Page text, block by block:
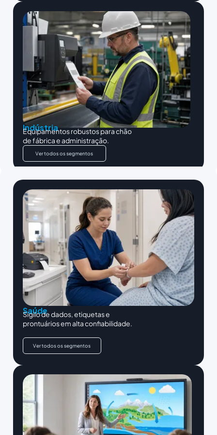
Indústria
Equipamentos robustos para chão
de fábrica e administração.
Ver todos os segmentos
Saúde
Sigilo de dados, etiquetas e
prontuários em alta confiabilidade.
Ver todos os segmentos